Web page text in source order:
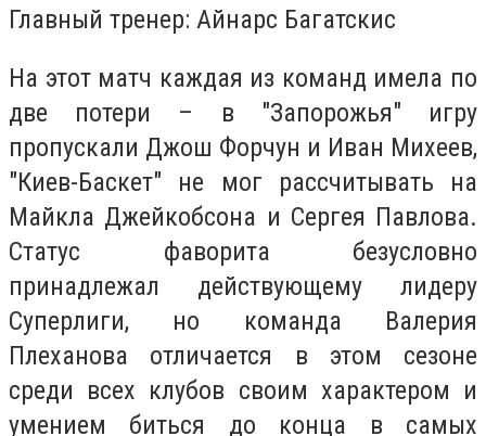
Главный тренер: Айнарс Багатскис
На этот матч каждая из команд имела по
две потери – в "Запорожья" игру
пропускали Джош Форчун и Иван Михеев,
"Киев-Баскет" не мог рассчитывать на
Майкла Джейкобсона и Сергея Павлова.
Статус фаворита безусловно
принадлежал действующему лидеру
Суперлиги, но команда Валерия
Плеханова отличается в этом сезоне
среди всех клубов своим характером и
умением биться до конца в самых